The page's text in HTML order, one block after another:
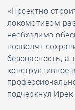
«Проектно-
локомотивом
необходимо
позволят
безопасность, а
конструктивное
подчеркнул